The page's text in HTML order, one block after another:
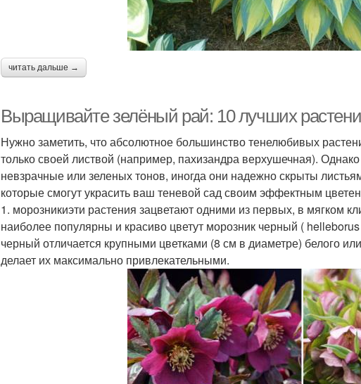
читать дальше →
Выращивайте зелёный рай: 10 лучших
Нужно заметить, что абсолютное большинство тенелюбивых
только своей листвой (например, пахизандра верхушечная).
невзрачные или зеленых тонов, иногда они надежно скрыты
которые смогут украсить ваш теневой сад своим эффектным
1. морозникиэти растения зацветают одними из первых, в мягком
наиболее популярны и красиво цветут морозник черный (
черный отличается крупными цветками (8 см в диаметре) белого
делает их максимально привлекательными.